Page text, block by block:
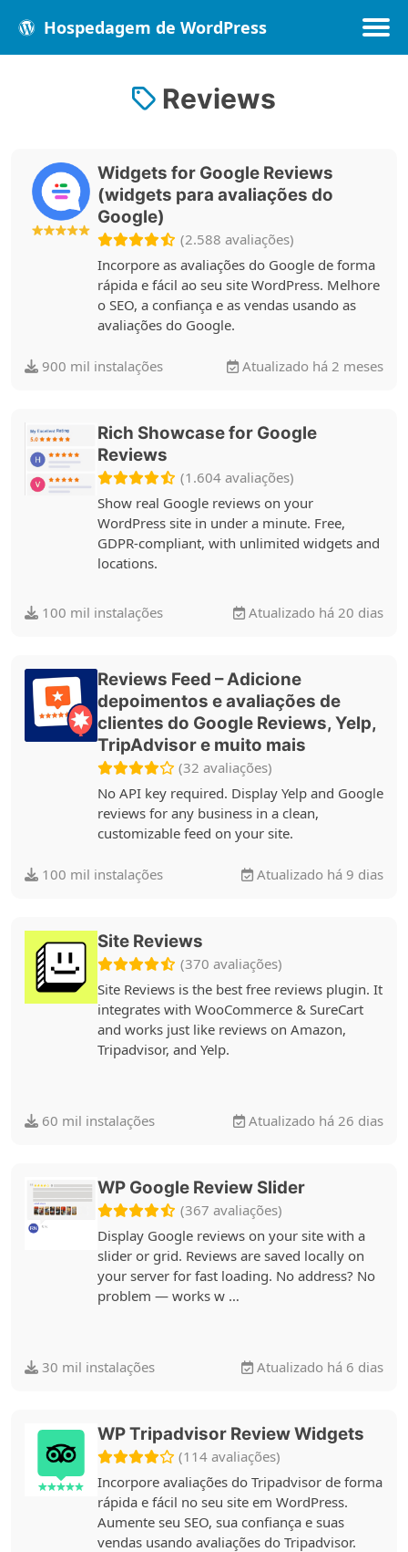
Hospedagem de WordPress
Reviews
Widgets for Google Reviews
(widgets para avaliações do
Google)
(2.588 avaliações)
Incorpore as avaliações do Google de forma
rápida e fácil ao seu site WordPress. Melhore
o SEO, a confiança e as vendas usando as
avaliações do Google.
900 mil instalações Atualizado há 2 meses
Rich Showcase for Google
Reviews
(1.604 avaliações)
Show real Google reviews on your
WordPress site in under a minute. Free,
GDPR-compliant, with unlimited widgets and
locations.
100 mil instalações Atualizado há 20 dias
Reviews Feed – Adicione
depoimentos e avaliações de
clientes do Google Reviews, Yelp,
TripAdvisor e muito mais
(32 avaliações)
No API key required. Display Yelp and Google
reviews for any business in a clean,
customizable feed on your site.
100 mil instalações Atualizado há 9 dias
Site Reviews
(370 avaliações)
Site Reviews is the best free reviews plugin. It
integrates with WooCommerce & SureCart
and works just like reviews on Amazon,
Tripadvisor, and Yelp.
60 mil instalações Atualizado há 26 dias
WP Google Review Slider
(367 avaliações)
Display Google reviews on your site with a
slider or grid. Reviews are saved locally on
your server for fast loading. No address? No
problem — works w …
30 mil instalações Atualizado há 6 dias
WP Tripadvisor Review Widgets
(114 avaliações)
Incorpore avaliações do Tripadvisor de forma
rápida e fácil no seu site em WordPress.
Aumente seu SEO, sua confiança e suas
vendas usando avaliações do Tripadvisor.